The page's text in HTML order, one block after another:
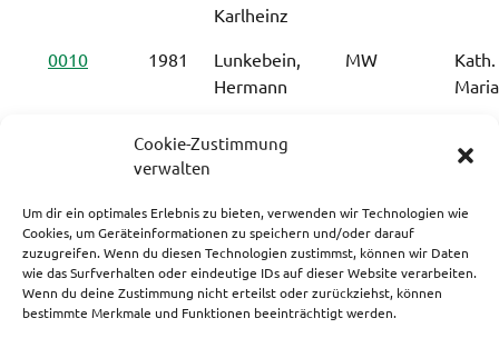
Cookie-Zustimmung
verwalten
Um dir ein optimales Erlebnis zu bieten, verwenden wir Technologien wie
Cookies, um Geräteinformationen zu speichern und/oder darauf
zuzugreifen. Wenn du diesen Technologien zustimmst, können wir Daten
wie das Surfverhalten oder eindeutige IDs auf dieser Website verarbeiten.
Wenn du deine Zustimmung nicht erteilst oder zurückziehst, können
bestimmte Merkmale und Funktionen beeinträchtigt werden.
Karlheinz
0010 1981
Lunkebein,
Hermann
MW
1981
0010 1981
Strauss,
Renate
0010 1981 MSH